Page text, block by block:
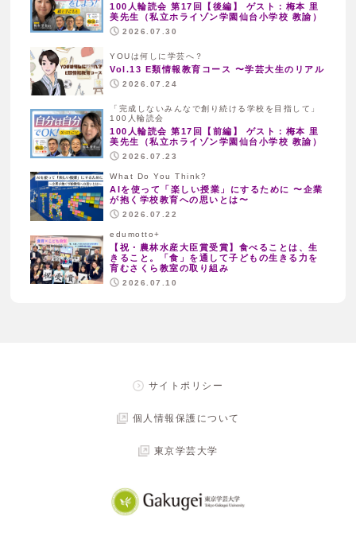
100人輪読会 第17回【後編】 ゲスト：梅本 里
美先生（私立ホライゾン学園仙台小学校 教諭）
2026.07.30
YOUは何しに学芸へ？
Vol.13 E類情報教育コース 〜学芸大生のリアル
2026.07.24
「完成しないみんなで創り続ける学校を目指して」
100人輪読会
100人輪読会 第17回【前編】 ゲスト：梅本 里
美先生（私立ホライゾン学園仙台小学校 教諭）
2026.07.23
What Do You Think?
AIを使って「楽しい授業」にするために 〜企業
が抱く学校教育への思いとは〜
2026.07.22
edumotto+
【祝・農林水産大臣賞受賞】食べることは、生
きること。「食」を通して子どもの生きる力を
育むさくら教室の取り組み
2026.07.10
サイトポリシー
個人情報保護について
東京学芸大学